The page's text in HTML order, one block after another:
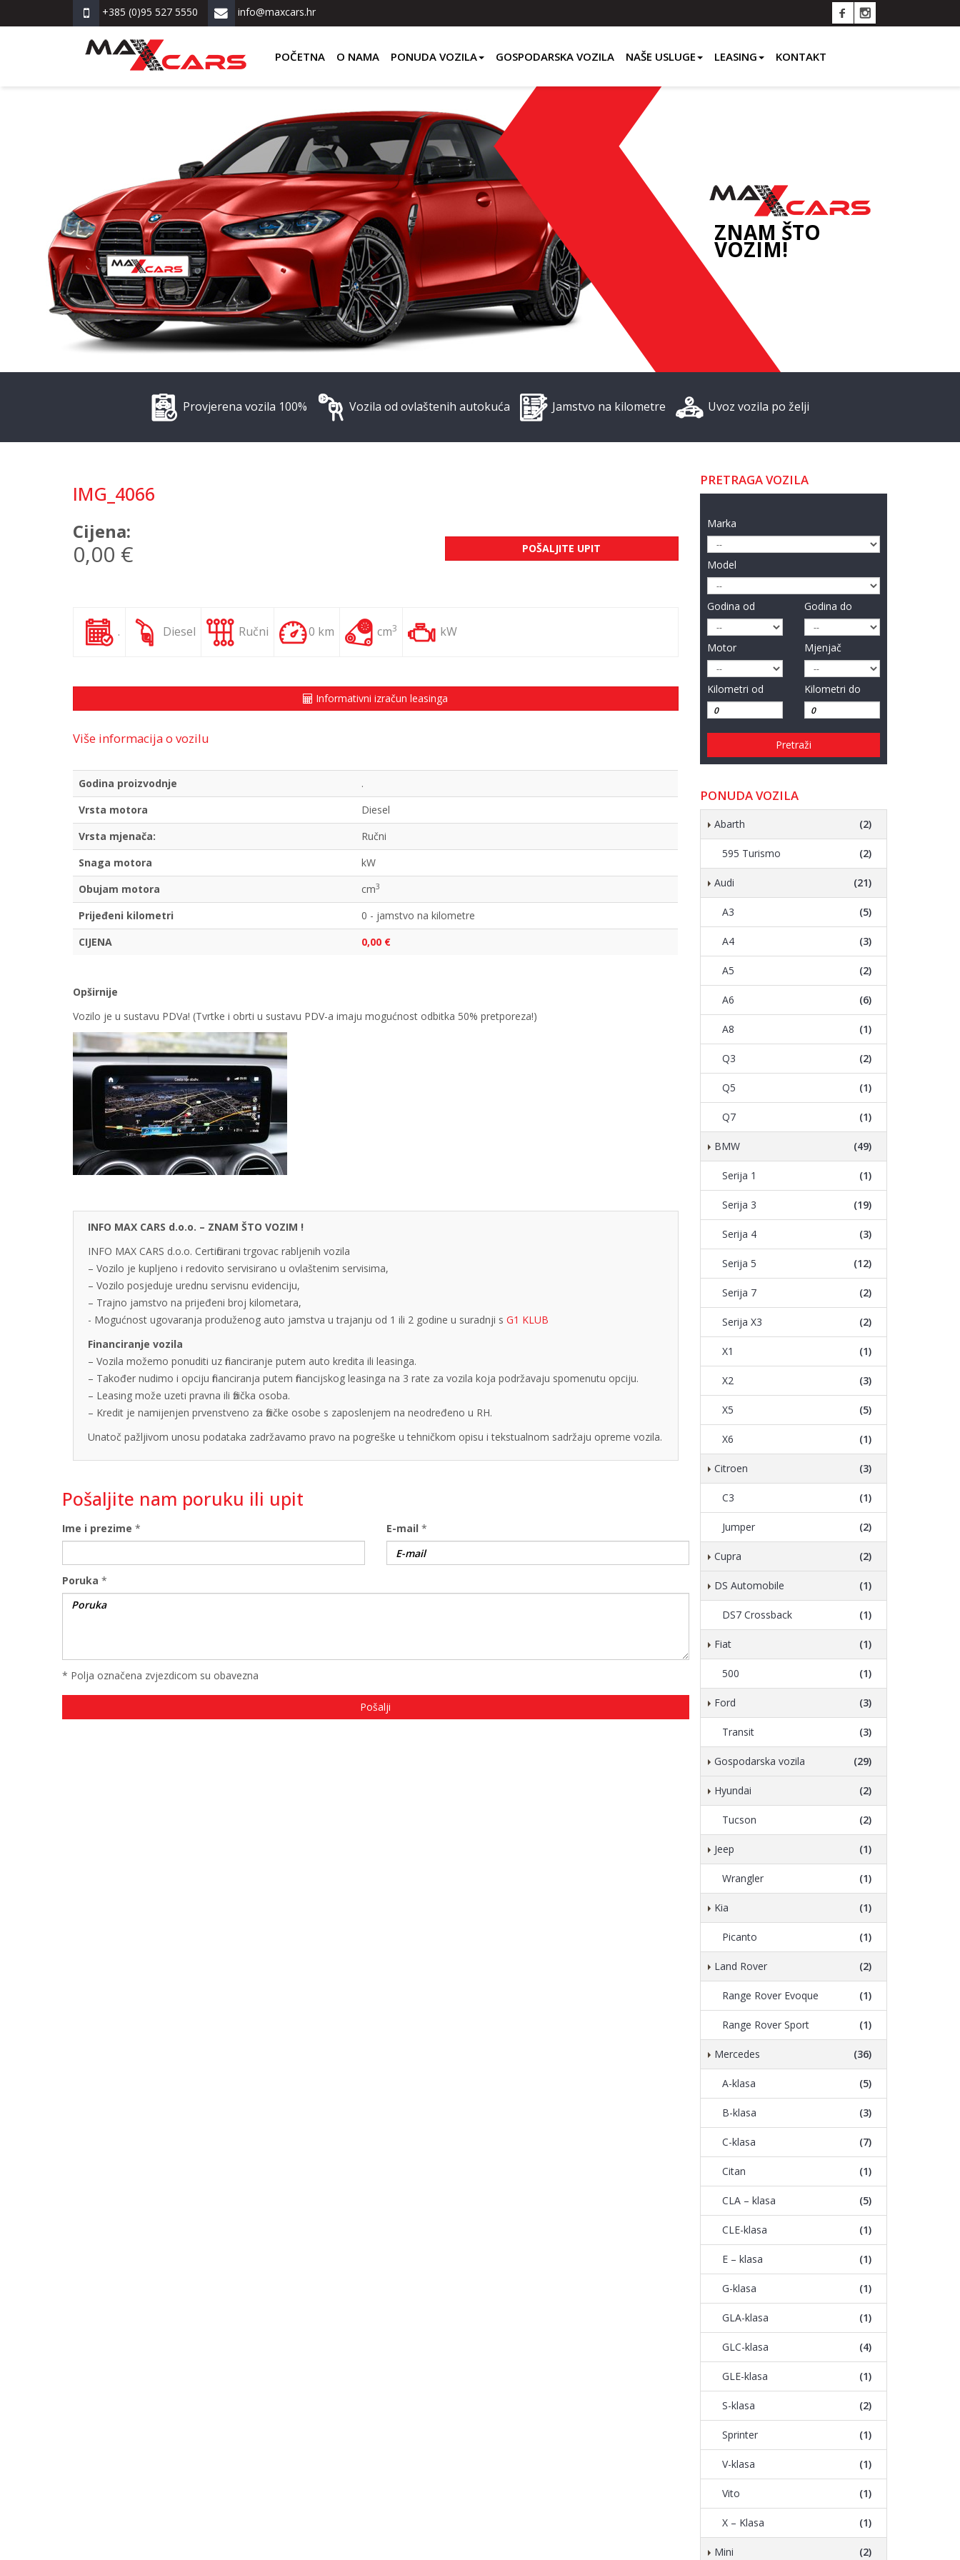
+385 (0)95 527 5550 info@maxcars.hr
POČETNA O NAMA PONUDA VOZILA GOSPODARSKA VOZILA NAŠE USLUGE LEASING KONTAKT
ZNAM ŠTO
VOZIM!
Provjerena vozila 100% Vozila od ovlaštenih autokuća Jamstvo na kilometre Uvoz vozila po želji
IMG_4066
Cijena:
0,00 € POŠALJITE UPIT
. Diesel Ručni 0 km cm3 kW
Informativni izračun leasinga
Više informacija o vozilu
Godina proizvodnje
.
Vrsta motora
Diesel
Vrsta mjenača:
Ručni
Snaga motora
kW
Obujam motora
cm3
Prijeđeni kilometri
0 - jamstvo na kilometre
CIJENA
0,00 €
Opširnije
Vozilo je u sustavu PDVa! (Tvrtke i obrti u sustavu PDV-a imaju mogućnost odbitka 50% pretporeza!)
INFO MAX CARS d.o.o. – ZNAM ŠTO VOZIM !
INFO MAX CARS d.o.o. Certificirani trgovac rabljenih vozila
– Vozilo je kupljeno i redovito servisirano u ovlaštenim servisima,
– Vozilo posjeduje urednu servisnu evidenciju,
– Trajno jamstvo na prijeđeni broj kilometara,
- Mogućnost ugovaranja produženog auto jamstva u trajanju od 1 ili 2 godine u suradnji s G1 KLUB
Financiranje vozila
– Vozila možemo ponuditi uz financiranje putem auto kredita ili leasinga.
– Također nudimo i opciju financiranja putem financijskog leasinga na 3 rate za vozila koja podržavaju spomenutu opciju.
– Leasing može uzeti pravna ili fizička osoba.
– Kredit je namijenjen prvenstveno za fizičke osobe s zaposlenjem na neodređeno u RH.
Unatoč pažljivom unosu podataka zadržavamo pravo na pogreške u tehničkom opisu i tekstualnom sadržaju opreme vozila.
Pošaljite nam poruku ili upit
Ime i prezime * E-mail *
Poruka *
* Polja označena zvjezdicom su obavezna
PRETRAGA VOZILA
Marka
Model
Godina od Godina do
Motor Mjenjač
Kilometri od Kilometri do
Pretraži
PONUDA VOZILA
Abarth (2)
595 Turismo (2)
Audi (21)
A3 (5)
A4 (3)
A5 (2)
A6 (6)
A8 (1)
Q3 (2)
Q5 (1)
Q7 (1)
BMW (49)
Serija 1 (1)
Serija 3 (19)
Serija 4 (3)
Serija 5 (12)
Serija 7 (2)
Serija X3 (2)
X1 (1)
X2 (3)
X5 (5)
X6 (1)
Citroen (3)
C3 (1)
Jumper (2)
Cupra (2)
DS Automobile (1)
DS7 Crossback (1)
Fiat (1)
500 (1)
Ford (3)
Transit (3)
Gospodarska vozila (29)
Hyundai (2)
Tucson (2)
Jeep (1)
Wrangler (1)
Kia (1)
Picanto (1)
Land Rover (2)
Range Rover Evoque (1)
Range Rover Sport (1)
Mercedes (36)
A-klasa (5)
B-klasa (3)
C-klasa (7)
Citan (1)
CLA – klasa (5)
CLE-klasa (1)
E – klasa (1)
G-klasa (1)
GLA-klasa (1)
GLC-klasa (4)
GLE-klasa (1)
S-klasa (2)
Sprinter (1)
V-klasa (1)
Vito (1)
X – Klasa (1)
Mini (2)